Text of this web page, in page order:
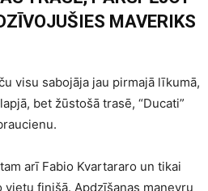
MAVERIKS
visu sabojāja jau pirmajā līkumā,
bet žūstošā trasē, “Ducati”
arī Fabio Kvartararo un tikai
finišā. Apdzīšanas manevru